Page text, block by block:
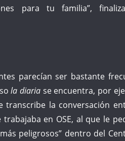
para tu familia”,
parecían ser bastante
la diaria se encuentra, por
transcribe la conversación
en OSE, al que le
peligrosos” dentro del